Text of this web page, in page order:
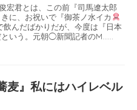
宏君とは、この前『司馬遼太郎
に、お祝いで『御茶ノ水イカ
飲んだばかりだが、今度は『日本
いう。元朝◯新聞記者のM……
麦』私にはハイレベル